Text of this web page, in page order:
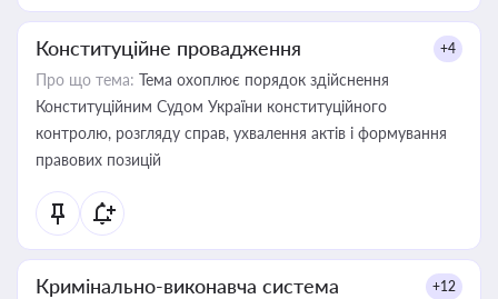
Конституційне провадження +4
Про що тема: Тема охоплює порядок здійснення
Конституційним Судом України конституційного
контролю, розгляду справ, ухвалення актів і формування
правових позицій
Кримінально-виконавча система +12